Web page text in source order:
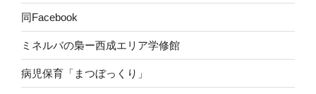
同Facebook
ミネルバの梟ー西成エリア学修館
病児保育「まつぼっくり」